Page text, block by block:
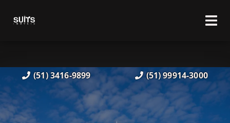
(51) 3416-9899 (51) 99914-3000